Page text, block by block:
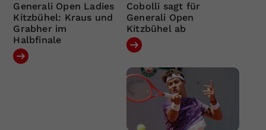
Generali Open Ladies
Kitzbühel: Kraus und
Grabher im
Halbfinale
Cobolli sagt für
Generali Open
Kitzbühel ab